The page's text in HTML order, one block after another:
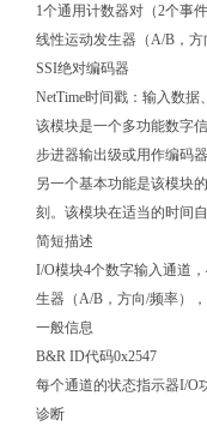
1个通用计数器对（2个事
线性运动发生器（A/B，
SSI绝对编码器
NetTime时间戳：输入数
该模块是一个多功能数字
步进器输出级或用作编码
另一个基本功能是该模块
刻。该模块在适当的时间
简短描述
I/O模块4个数字输入通道
生器（A/B，方向/频率）
一般信息
B&R ID代码0x2547
每个通道的状态指示器I/O
诊断